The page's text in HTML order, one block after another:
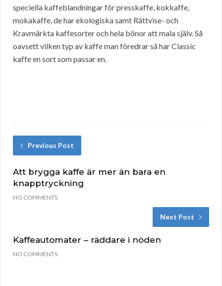
speciella kaffeblandningar för presskaffe, kokkaffe,
mokakaffe, de har ekologiska samt Rättvise- och
Kravmärkta kaffesorter och hela bönor att mala själv. Så
oavsett vilken typ av kaffe man föredrar så har Classic
kaffe en sort som passar en.
Previous Post
Att brygga kaffe är mer än bara en
knapptryckning
NO COMMENTS
Next Post
Kaffeautomater – räddare i nöden
NO COMMENTS